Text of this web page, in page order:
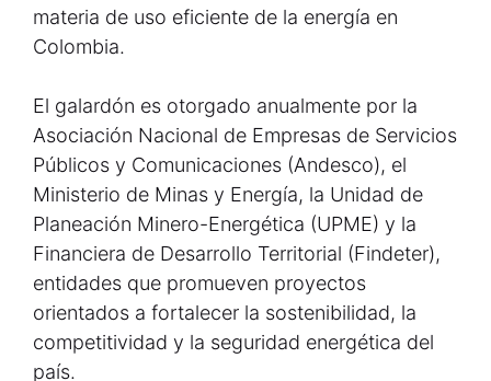
materia de uso eficiente de la energía en
Colombia.
El galardón es otorgado anualmente por la
Asociación Nacional de Empresas de Servicios
Públicos y Comunicaciones (Andesco), el
Ministerio de Minas y Energía, la Unidad de
Planeación Minero-Energética (UPME) y la
Financiera de Desarrollo Territorial (Findeter),
entidades que promueven proyectos
orientados a fortalecer la sostenibilidad, la
competitividad y la seguridad energética del
país.